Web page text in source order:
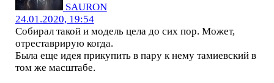
SAURON
24.01.2020, 19:54
Собирал такой и модель цела до сих пор. Может,
отреставрирую когда.
Была еще идея прикупить в пару к нему тамиевский в
том же масштабе.